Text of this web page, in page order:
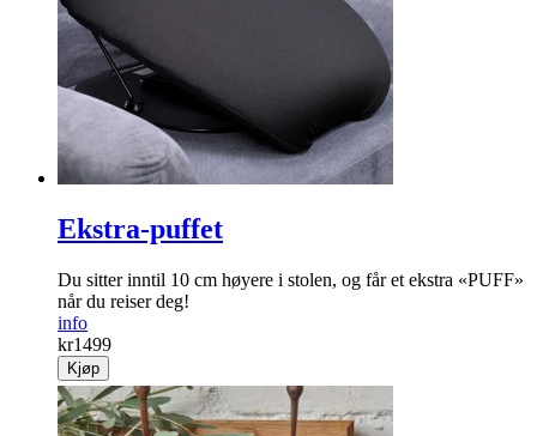
Smarte selvtræende nåler! 12 stk.
info
kr 59
Kjøp